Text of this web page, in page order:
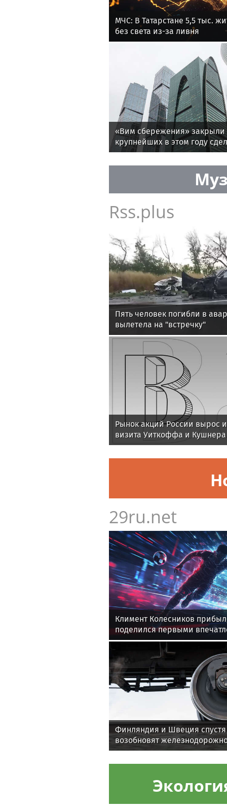
МЧС: В Татарстане 5,5 тыс.
без света из-за ливня
«Вим сбережения» закрыли
крупнейших в этом году
Rss.plus
Пять человек погибли в
вылетела на "встречку"
Рынок акций России вырос
визита Уиткоффа и Кушнера
29ru.net
Климент Колесников
поделился первыми
Финляндия и Швеция спустя
возобновят